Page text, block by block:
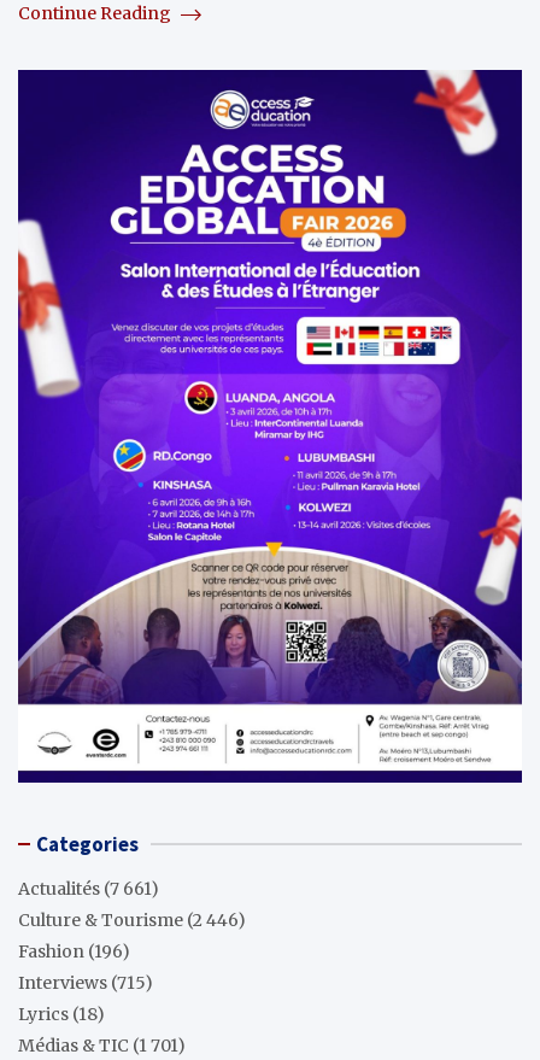
Continue Reading
Categories
Actualités (7 661)
Culture & Tourisme (2 446)
Fashion (196)
Interviews (715)
Lyrics (18)
Médias & TIC (1 701)